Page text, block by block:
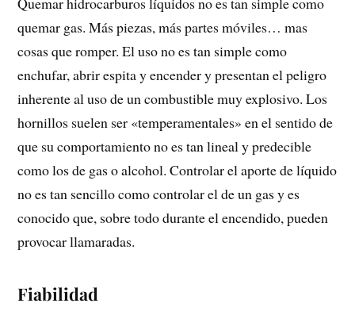
quemar gas. Más piezas, más partes móviles… mas
cosas que romper. El uso no es tan simple como
enchufar, abrir espita y encender y presentan el peligro
inherente al uso de un combustible muy explosivo. Los
hornillos suelen ser «temperamentales» en el sentido de
que su comportamiento no es tan lineal y predecible
como los de gas o alcohol. Controlar el aporte de líquido
no es tan sencillo como controlar el de un gas y es
conocido que, sobre todo durante el encendido, pueden
provocar llamaradas.
Fiabilidad